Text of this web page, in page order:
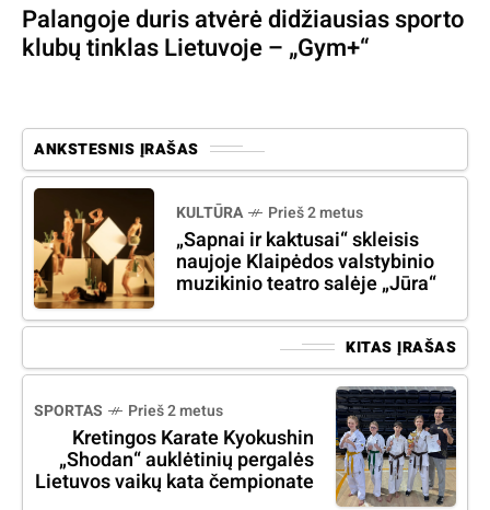
Palangoje duris atvėrė didžiausias sporto
klubų tinklas Lietuvoje – „Gym+“
ANKSTESNIS ĮRAŠAS
KULTŪRA Prieš 2 metus
„Sapnai ir kaktusai“ skleisis
naujoje Klaipėdos valstybinio
muzikinio teatro salėje „Jūra“
KITAS ĮRAŠAS
SPORTAS Prieš 2 metus
Kretingos Karate Kyokushin
„Shodan“ auklėtinių pergalės
Lietuvos vaikų kata čempionate